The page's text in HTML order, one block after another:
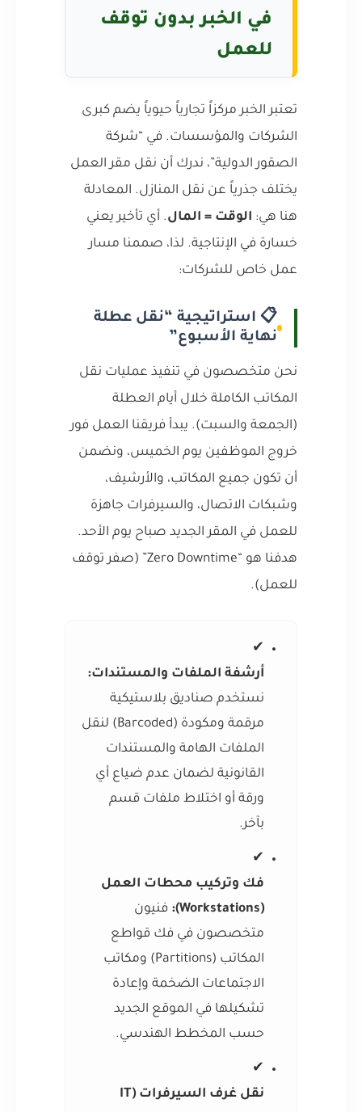
في الخبر بدون توقف
للعمل
تعتبر الخبر مركزاً تجارياً حيوياً يضم كبرى
الشركات والمؤسسات. في “شركة
الصقور الدولية”، ندرك أن نقل مقر العمل
يختلف جذرياً عن نقل المنازل. المعادلة
هنا هي: الوقت = المال. أي تأخير يعني
خسارة في الإنتاجية. لذا، صممنا مسار
عمل خاص للشركات:
📋 استراتيجية “نقل عطلة
نهاية الأسبوع”
نحن متخصصون في تنفيذ عمليات نقل
المكاتب الكاملة خلال أيام العطلة
(الجمعة والسبت). يبدأ فريقنا العمل فور
خروج الموظفين يوم الخميس، ونضمن
أن تكون جميع المكاتب، والأرشيف،
وشبكات الاتصال، والسيرفرات جاهزة
للعمل في المقر الجديد صباح يوم الأحد.
هدفنا هو “Zero Downtime” (صفر توقف
للعمل).
✔
أرشفة الملفات والمستندات:
نستخدم صناديق بلاستيكية
مرقمة ومكودة (Barcoded) لنقل
الملفات الهامة والمستندات
القانونية لضمان عدم ضياع أي
ورقة أو اختلاط ملفات قسم
بآخر.
✔
فك وتركيب محطات العمل
(Workstations):
فنيون
متخصصون في فك قواطع
المكاتب (Partitions) ومكاتب
الاجتماعات الضخمة وإعادة
تشكيلها في الموقع الجديد
حسب المخطط الهندسي.
✔
نقل غرف السيرفرات (IT